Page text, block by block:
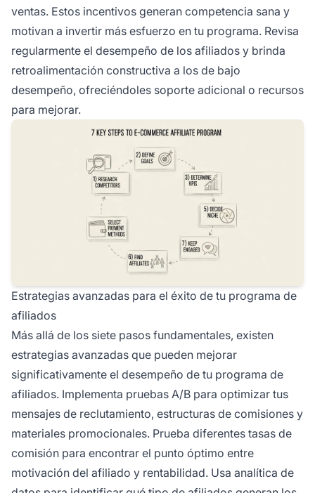
ventas. Estos incentivos generan competencia sana y
motivan a invertir más esfuerzo en tu programa. Revisa
regularmente el desempeño de los afiliados y brinda
retroalimentación constructiva a los de bajo
desempeño, ofreciéndoles soporte adicional o recursos
para mejorar.
Estrategias avanzadas para el éxito de tu programa de
afiliados
Más allá de los siete pasos fundamentales, existen
estrategias avanzadas que pueden mejorar
significativamente el desempeño de tu programa de
afiliados. Implementa pruebas A/B para optimizar tus
mensajes de reclutamiento, estructuras de comisiones y
materiales promocionales. Prueba diferentes tasas de
comisión para encontrar el punto óptimo entre
motivación del afiliado y rentabilidad. Usa analítica de